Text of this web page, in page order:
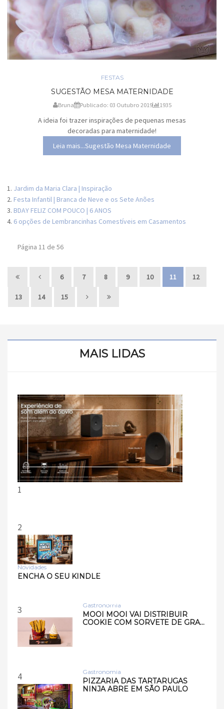
FESTAS
SUGESTÃO MESA MATERNIDADE
Bruna Publicado: 03 Outubro 2019 1935
A ideia foi trazer inspirações de pequenas mesas
decoradas para maternidade!
Leia mais...Sugestão Mesa Maternidade
Jardim da Maria Clara | Inspiração
Festa Infantil | Branca de Neve e os Sete Anões
BDAY FELIZ COM POUCO | 6 ANOS
6 opções de Lembrancinhas Comestíveis em Casamentos
Página 11 de 56
6 7 8 9 10 11 12
13 14 15
MAIS LIDAS
1
Tecnologia
Musi…
2
Novidades
ENCHA O SEU KINDLE
3 Gastronomia
MOOI MOOI VAI DISTRIBUIR
COOKIE COM SORVETE DE GRA…
4 Gastronomia
PIZZARIA DAS TARTARUGAS
NINJA ABRE EM SÃO PAULO